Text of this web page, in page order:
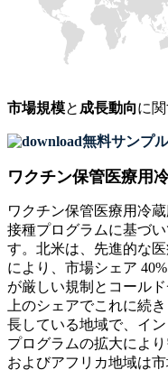
市場規模と 成長動向に
無料サンプ
ワクチン保管医療用
ワクチン保管医療用冷
接種プログラムに基づ
す。北米は、先進的な
により、市場シェア
が厳しい規制とコール
上のシェアでこれに続
長している地域で、イ
プログラムの拡大によ
およびアフリカ地域は